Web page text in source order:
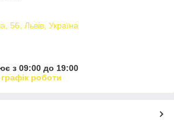
56, Львів, Україна
з 09:00 до 19:00
роботи